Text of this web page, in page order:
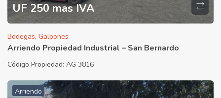
UF 250 mas IVA
Bodegas, Galpones
Arriendo Propiedad Industrial – San Bernardo
Código Propiedad: AG 3816
Arriendo